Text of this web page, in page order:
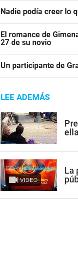
Nadie podía creer lo
El romance de
27 de su novio
Un participante de
LEE ADEMÁS
ella
VIDEO
La